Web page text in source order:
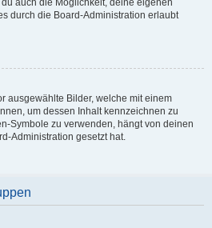
auch die Möglichkeit, deine eigenen
durch die Board-Administration erlaubt
ausgewählte Bilder, welche mit einem
um dessen Inhalt kennzeichnen zu
Symbole zu verwenden, hängt von deinen
Administration gesetzt hat.